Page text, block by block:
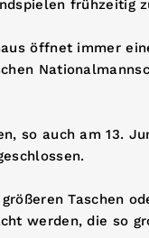
frühzeitig
öffnet immer
so auch am 13.
Taschen
werden, die so